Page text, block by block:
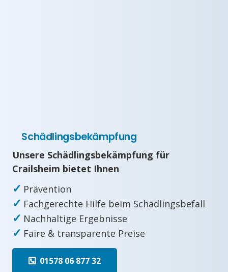
Schädlingsbekämpfung
Unsere Schädlingsbekämpfung für
Crailsheim bietet Ihnen
✓ Prävention
✓ Fachgerechte Hilfe beim Schädlingsbefall
✓ Nachhaltige Ergebnisse
✓ Faire & transparente Preise
01578 06 877 32